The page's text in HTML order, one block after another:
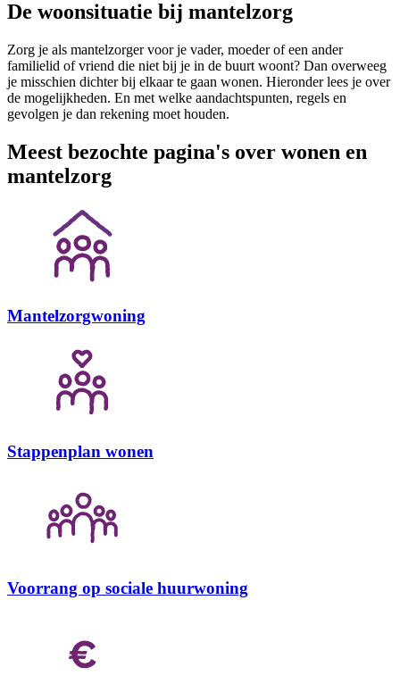
De woonsituatie bij mantelzorg
Zorg je als mantelzorger voor je vader, moeder of een ander
familielid of vriend die niet bij je in de buurt woont? Dan overweeg
je misschien dichter bij elkaar te gaan wonen. Hieronder lees je over
de mogelijkheden. En met welke aandachtspunten, regels en
gevolgen je dan rekening moet houden.
Meest bezochte pagina's over wonen en
mantelzorg
Mantelzorgwoning
Stappenplan wonen
Voorrang op sociale huurwoning